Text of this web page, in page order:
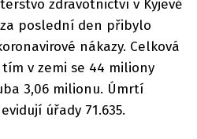
zdravotnictví v Kyjevě
poslední den přibylo
nákazy. Celková
v zemi se 44 miliony
3,06 milionu. Úmrtí
úřady 71.635.